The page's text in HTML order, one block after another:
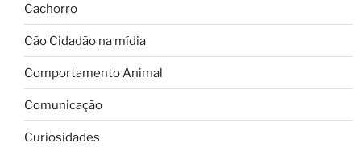
Cachorro
Cão Cidadão na mídia
Comportamento Animal
Comunicação
Curiosidades